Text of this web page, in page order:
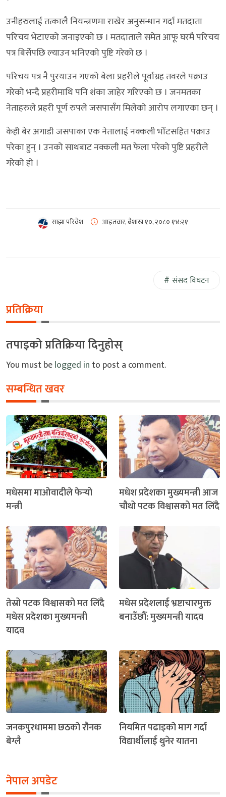
उनीहरुलाई तत्कालै नियन्त्रणमा राखेर अनुसन्धान गर्दा मतदाता
परिचय भेटाएको जनाइएको छ । मतदाताले समेत आफू घरमै परिचय
पत्र बिर्सेपछि ल्याउन भनिएको पुष्टि गरेको छ ।
परिचय पत्र नै पुरयाउन गएको बेला प्रहरीले पूर्वाग्रह तवरले पक्राउ
गरेको भन्दै प्रहरीमाथि पनि शंका जाहेर गरिएको छ । जनमतका
नेताहरुले प्रहरी पूर्ण रुपले जसपासँग मिलेको आरोप लगाएका छन् ।
केही बेर अगाडी जसपाका एक नेतालाई नक्कली भोँटसहित पक्राउ
परेका हुन् । उनको साथबाट नक्कली मत फेला परेको पुष्टि प्रहरीले
गरेको हो ।
साझा परिवेश आइतवार, बैशाख १०, २०८० १४:२१
संसद विघटन
प्रतिक्रिया
तपाइको प्रतिक्रिया दिनुहोस्
You must belogged in to post a comment.
सम्बन्धित खवर
मधेसमा माओवादीले फेर्‍यो
मन्त्री
मधेश प्रदेशका मुख्यमन्त्री आज
चौथो पटक विश्वासको मत लिँदै
तेस्रो पटक विश्वासको मत लिँदै
मधेस प्रदेशका मुख्यमन्त्री
यादव
मधेस प्रदेशलाई भ्रष्टाचारमुक्त
बनाउँछौँ: मुख्यमन्त्री यादव
जनकपुरधाममा छठको रौनक
बेग्लै
नियमित पढाइको माग गर्दा
विद्यार्थीलाई थुनेर यातना
नेपाल अपडेट